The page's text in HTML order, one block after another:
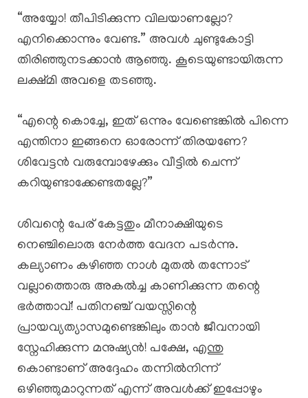
“അയ്യോ! തീപിടിക്കുന്ന വിലയാണല്ലോ?
എനിക്കൊന്നും വേണ്ട.” അവൾ ചുണ്ടുകോട്ടി
തിരിഞ്ഞുനടക്കാൻ ആഞ്ഞു. ​കൂടെയുണ്ടായിരുന്ന
ലക്ഷ്മി അവളെ തടഞ്ഞു.
“എന്റെ കൊച്ചേ, ഇത് ഒന്നും വേണ്ടെങ്കിൽ പിന്നെ
എന്തിനാ ഇങ്ങനെ ഓരോന്ന് തിരയണേ?
ശിവേട്ടൻ വരുമ്പോഴേക്കും വീട്ടിൽ ചെന്ന്
കറിയുണ്ടാക്കേണ്ടതല്ലേ?”
ശിവന്റെ പേര് കേട്ടതും മീനാക്ഷിയുടെ
നെഞ്ചിലൊരു നേർത്ത വേദന പടർന്നു.
കല്യാണം കഴിഞ്ഞ നാൾ മുതൽ തന്നോട്
വല്ലാത്തൊരു അകൽച്ച കാണിക്കുന്ന തന്റെ
ഭർത്താവ്! പതിനഞ്ച് വയസ്സിന്റെ
പ്രായവ്യത്യാസമുണ്ടെങ്കിലും താൻ ജീവനായി
സ്നേഹിക്കുന്ന മനുഷ്യൻ! പക്ഷേ, എന്തു
കൊണ്ടാണ് അദ്ദേഹം തന്നിൽനിന്ന്
ഒഴിഞ്ഞുമാറുന്നത് എന്ന് അവൾക്ക് ഇപ്പോഴും